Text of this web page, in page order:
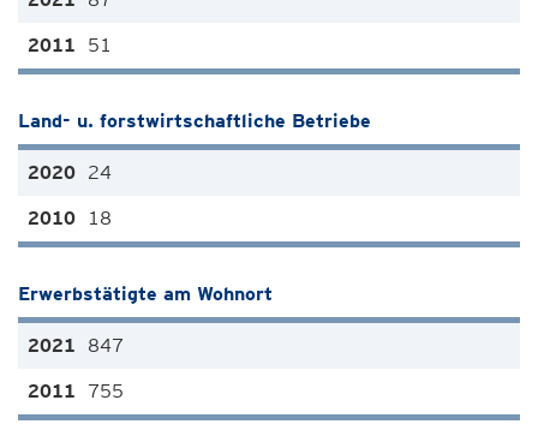
51
Land- u. forstwirtschaftliche Betriebe
24
18
Erwerbstätigte am Wohnort
847
755